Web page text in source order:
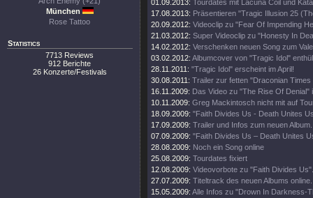
München
Rose Tattoo
Statistics
7713 Reviews
912 Berichte
26 Konzerte/Festivals
01.09.2013: Tourdates mit Lacuna Coil und
17.08.2013: Präsentieren "Tragic Illusion 25
20.09.2012: Videoclip zu "Fear Of Impending
21.03.2012: Super Videoclip zu "Honesty In
14.02.2012: Verschenken neuen Song zum
03.02.2012: Albumcover von "Tragic Idol"
28.11.2011: "Tragic Idol" erscheint im April!
30.08.2011: Trailer zur fetten "Draconian Times
16.11.2009: Das Video zu "The Rise Of Denial"
10.11.2009: Greg Mackintosch nicht mit auf
18.09.2009: "Faith Divides Us - Death Unites
17.09.2009: Trailer und Infos zum neuen Album.
07.09.2009: "Faith Divides Us – Death Unites
28.08.2009: Noch ein Song online
25.08.2009: Tourdates fixiert
12.08.2009: Videovorbote zu "Faith Divides Us".
27.07.2009: Titeltrack des neuen Albums online.
15.05.2009: Alle Infos zu "Drown In Darkness-